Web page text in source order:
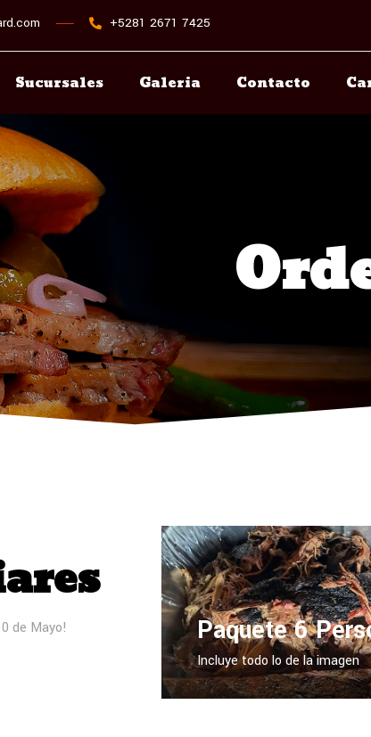
+5281 2671 7425
Sucursales Galeria Contacto
de Mayo! Paquete 6
Incluye todo lo de la imagen